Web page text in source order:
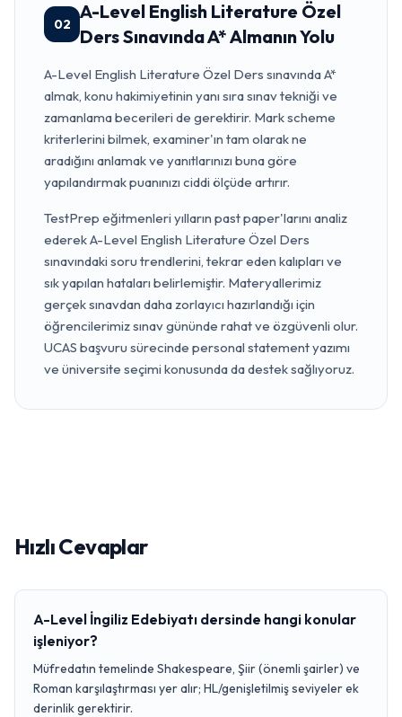
02
A-Level English Literature Özel
Ders Sınavında A* Almanın Yolu
A-Level English Literature Özel Ders sınavında A*
almak, konu hakimiyetinin yanı sıra sınav tekniği ve
zamanlama becerileri de gerektirir. Mark scheme
kriterlerini bilmek, examiner'ın tam olarak ne
aradığını anlamak ve yanıtlarınızı buna göre
yapılandırmak puanınızı ciddi ölçüde artırır.
TestPrep eğitmenleri yılların past paper'larını analiz
ederek A-Level English Literature Özel Ders
sınavındaki soru trendlerini, tekrar eden kalıpları ve
sık yapılan hataları belirlemiştir. Materyallerimiz
gerçek sınavdan daha zorlayıcı hazırlandığı için
öğrencilerimiz sınav gününde rahat ve özgüvenli olur.
UCAS başvuru sürecinde personal statement yazımı
ve üniversite seçimi konusunda da destek sağlıyoruz.
Hızlı Cevaplar
A-Level İngiliz Edebiyatı dersinde hangi konular
işleniyor?
Müfredatın temelinde Shakespeare, Şiir (önemli şairler) ve
Roman karşılaştırması yer alır; HL/genişletilmiş seviyeler ek
derinlik gerektirir.